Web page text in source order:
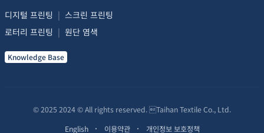
디지털 프린팅 | 스크린 프린팅
로터리 프린팅 | 원단 염색
Knowledge Base
© 2025 2024 © All rights reserved. Taihan Textile Co., Ltd.
English
이용약관 개인정보 보호정책